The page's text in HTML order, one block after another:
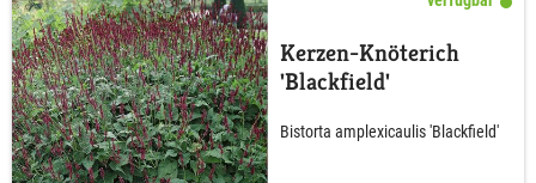
Kerzen-Knöterich
'Blackfield'
Bistorta amplexicaulis 'Blackfield'